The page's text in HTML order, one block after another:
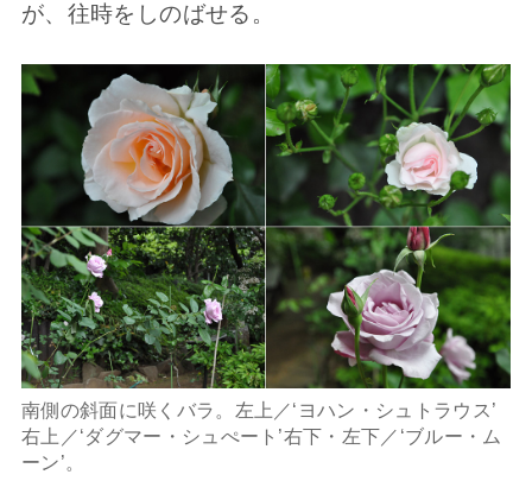
が、往時をしのばせる。
南側の斜面に咲くバラ。左上／‘ヨハン・シュトラウス’
右上／‘ダグマー・シュぺート’右下・左下／‘ブルー・ム
ーン’。